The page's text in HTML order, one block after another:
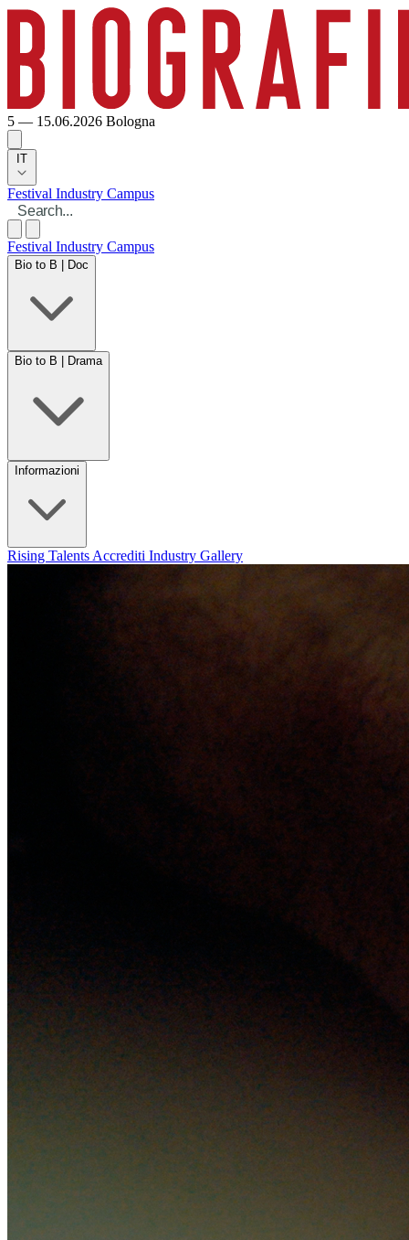
5 — 15.06.2026 Bologna
IT
Festival Industry Campus
Festival Industry Campus
Bio to B | Doc
Bio to B | Drama
Informazioni
Rising Talents Accrediti Industry Gallery